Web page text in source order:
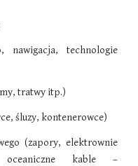
nawigacja, technologie
tratwy itp.)
śluzy, kontenerowce)
(zapory, elektrownie
oceaniczne kable –